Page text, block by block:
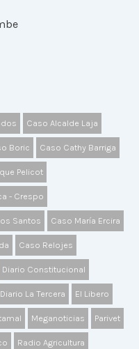
Caso Alcalde Laja
Boric Caso Cathy Barriga
Pelicot
- Crespo
Santos Caso María Ercira
Caso Relojes
Diario Constitucional
Diario La Tercera El Libero
Meganoticias Parivet
Radio Agricultura